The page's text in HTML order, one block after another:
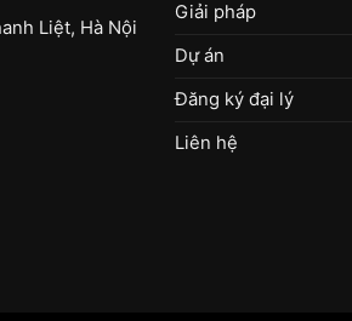
Liệt, Hà Nội
Giải pháp
Dự án
Đăng ký đại lý
Liên hệ